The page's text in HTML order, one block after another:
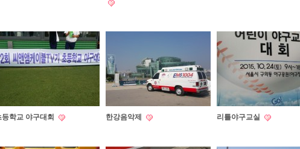
등학교 야구대회 한강음악제 리틀야구교실